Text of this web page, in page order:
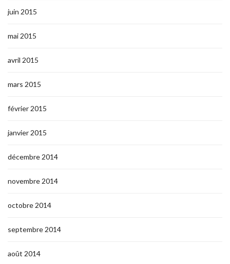
juin 2015
mai 2015
avril 2015
mars 2015
février 2015
janvier 2015
décembre 2014
novembre 2014
octobre 2014
septembre 2014
août 2014